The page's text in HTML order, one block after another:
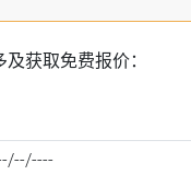
获取免费报价：